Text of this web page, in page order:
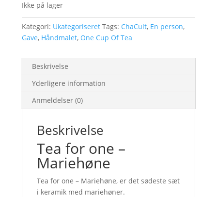
Ikke på lager
Kategori: Ukategoriseret Tags: ChaCult, En person,
Gave, Håndmalet, One Cup Of Tea
Beskrivelse
Yderligere information
Anmeldelser (0)
Beskrivelse
Tea for one –
Mariehøne
Tea for one – Mariehøne, er det sødeste sæt
i keramik med mariehøner.